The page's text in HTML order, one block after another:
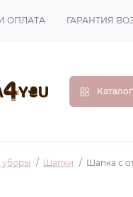
ОПЛАТА ГАРАНТИЯ
уборы Шапки Шапка с